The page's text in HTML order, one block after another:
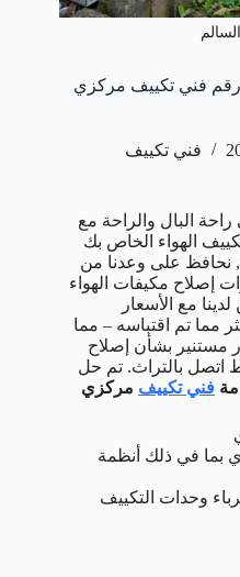
فني تكييف صباح السالم 62224041 رقم فني تكييف مركزي
فني تكييف
البال والراحة مع
الهواء الخاص بك
نحافظ على وعدنا من
إصلاح مكيفات الهواء
مع الأسعار
مما تم اقتباسه – مما
مستنير بشأن إصلاح
اتصل بالتراث. تم حل
فني تكييف مركزي
بما في ذلك أنظمة
وحدات التكييف